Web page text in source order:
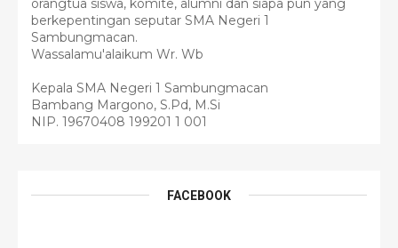
orangtua siswa, komite, alumni dan siapa pun yang
berkepentingan seputar SMA Negeri 1
Sambungmacan.
Wassalamu'alaikum Wr. Wb
Kepala SMA Negeri 1 Sambungmacan
Bambang Margono, S.Pd, M.Si
NIP. 19670408 199201 1 001
FACEBOOK